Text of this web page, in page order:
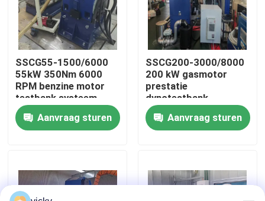
Kwaliteitscontrole
Neem contact met ons op
Nieuws
Gevallen
Hoge snelheidsdynamometer
SSCG55-1500/6000
55kW 350Nm 6000
RPM benzine motor
testbank systeem
Aanvraag sturen
SSCG200-3000/8000
200 kW gasmotor
prestatie
dynotestbank
Aanvraag sturen